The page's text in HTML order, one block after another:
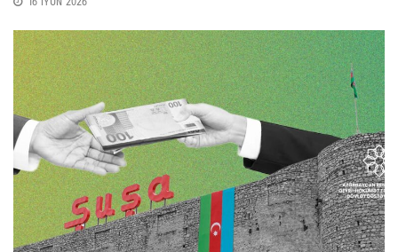
16 İYUN 2026